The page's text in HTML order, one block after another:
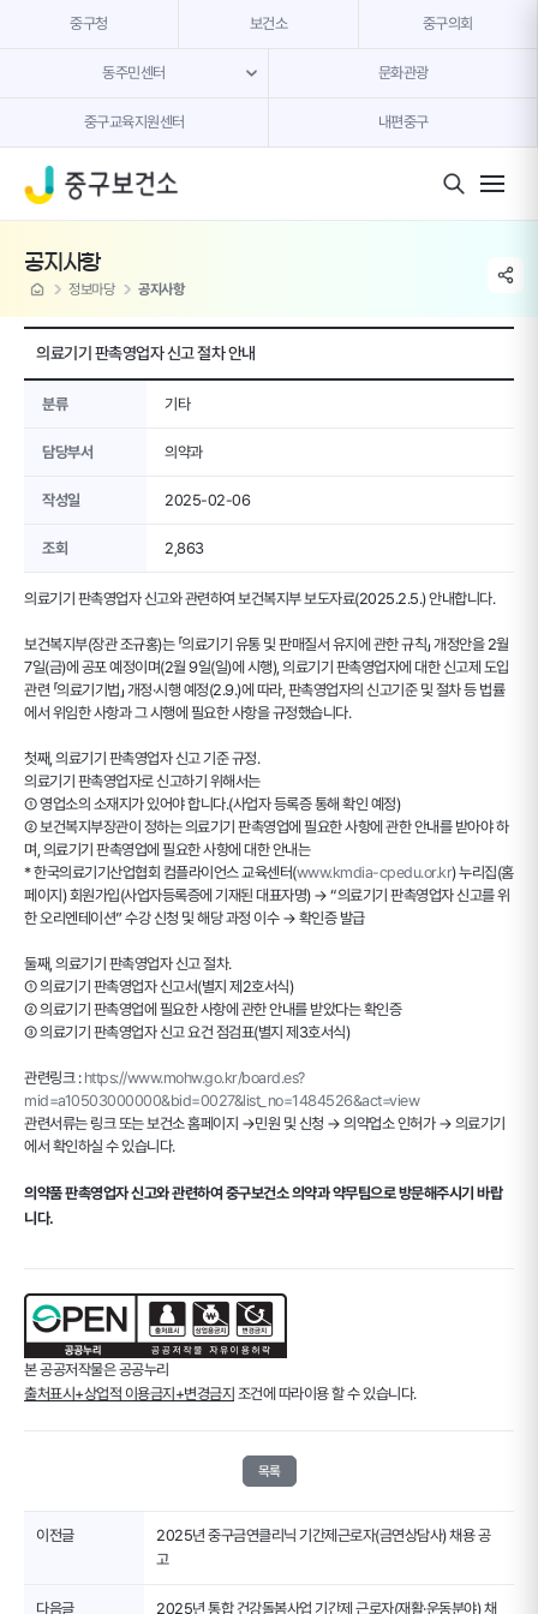
중구청 보건소 중구의회
동주민센터 문화관광
중구교육지원센터 내편중구
공지사항
home 정보마당 공지사항
share
의료기기 판촉영업자 신고 절차 안내
분류 기타
담당부서 의약과
작성일 2025-02-06
조회 2,863
의료기기 판촉영업자 신고와 관련하여 보건복지부 보도자료(2025.2.5.) 안내합니다.
보건복지부(장관 조규홍)는 「의료기기 유통 및 판매질서 유지에 관한 규칙」 개정안을 2월
7일(금)에 공포 예정이며(2월 9일(일)에 시행), 의료기기 판촉영업자에 대한 신고제 도입
관련 「의료기기법」 개정·시행 예정(2.9.)에 따라, 판촉영업자의 신고기준 및 절차 등 법률
에서 위임한 사항과 그 시행에 필요한 사항을 규정했습니다.
첫째, 의료기기 판촉영업자 신고 기준 규정.
의료기기 판촉영업자로 신고하기 위해서는
① 영업소의 소재지가 있어야 합니다.(사업자 등록증 통해 확인 예정)
② 보건복지부장관이 정하는 의료기기 판촉영업에 필요한 사항에 관한 안내를 받아야 하
며, 의료기기 판촉영업에 필요한 사항에 대한 안내는
* 한국의료기기산업협회 컴플라이언스 교육센터(www.kmdia-cpedu.or.kr) 누리집(홈
페이지) 회원가입(사업자등록증에 기재된 대표자명) → “의료기기 판촉영업자 신고를 위
한 오리엔테이션” 수강 신청 및 해당 과정 이수 → 확인증 발급
둘째, 의료기기 판촉영업자 신고 절차.
① 의료기기 판촉영업자 신고서(별지 제2호서식)
② 의료기기 판촉영업에 필요한 사항에 관한 안내를 받았다는 확인증
③ 의료기기 판촉영업자 신고 요건 점검표(별지 제3호서식)
관련링크 : https://www.mohw.go.kr/board.es?
mid=a10503000000&bid=0027&list_no=1484526&act=view
관련서류는 링크 또는 보건소 홈페이지 →민원 및 신청 → 의약업소 인허가 → 의료기기
에서 확인하실 수 있습니다.
의약품 판촉영업자 신고와 관련하여 중구보건소 의약과 약무팀으로 방문해주시기 바랍
니다.
본 공공저작물은 공공누리
출처표시+상업적 이용금지+변경금지 조건에 따라이용 할 수 있습니다.
목록
이전글
2025년 중구금연클리닉 기간제근로자(금연상담사) 채용 공
고
다음글 2025년 통합 건강돌봄사업 기간제 근로자(재활·운동분야) 채